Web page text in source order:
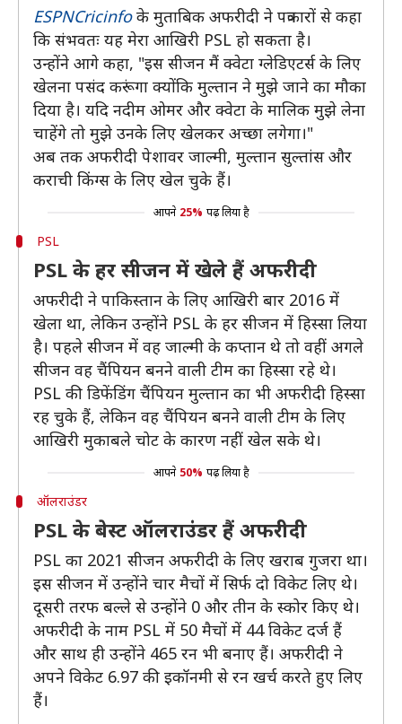
ESPNCricinfo के मुताबिक अफरीदी ने पत्रकारों से कहा
कि संभवतः यह मेरा आखिरी PSL हो सकता है।
उन्होंने आगे कहा, "इस सीजन मैं क्वेटा ग्लेडिएटर्स के लिए
खेलना पसंद करूंगा क्योंकि मुल्तान ने मुझे जाने का मौका
दिया है। यदि नदीम ओमर और क्वेटा के मालिक मुझे लेना
चाहेंगे तो मुझे उनके लिए खेलकर अच्छा लगेगा।"
अब तक अफरीदी पेशावर जाल्मी, मुल्तान सुल्तांस और
कराची किंग्स के लिए खेल चुके हैं।
आपने 25% पढ़ लिया है
PSL
PSL के हर सीजन में खेले हैं अफरीदी
अफरीदी ने पाकिस्तान के लिए आखिरी बार 2016 में
खेला था, लेकिन उन्होंने PSL के हर सीजन में हिस्सा लिया
है। पहले सीजन में वह जाल्मी के कप्तान थे तो वहीं अगले
सीजन वह चैंपियन बनने वाली टीम का हिस्सा रहे थे।
PSL की डिफेंडिंग चैंपियन मुल्तान का भी अफरीदी हिस्सा
रह चुके हैं, लेकिन वह चैंपियन बनने वाली टीम के लिए
आखिरी मुकाबले चोट के कारण नहीं खेल सके थे।
आपने 50% पढ़ लिया है
ऑलराउंडर
PSL के बेस्ट ऑलराउंडर हैं अफरीदी
PSL का 2021 सीजन अफरीदी के लिए खराब गुजरा था।
इस सीजन में उन्होंने चार मैचों में सिर्फ दो विकेट लिए थे।
दूसरी तरफ बल्ले से उन्होंने 0 और तीन के स्कोर किए थे।
अफरीदी के नाम PSL में 50 मैचों में 44 विकेट दर्ज हैं
और साथ ही उन्होंने 465 रन भी बनाए हैं। अफरीदी ने
अपने विकेट 6.97 की इकॉनमी से रन खर्च करते हुए लिए
हैं।